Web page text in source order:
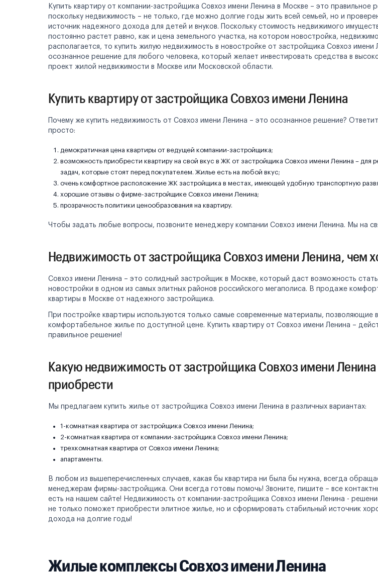
Купить квартиру от компании-застройщика Совхоз имени Ленина в Москве – это правильное
поскольку недвижимость – не только, где можно долгие годы жить всей семьей, но и
источник надежного дохода для детей и внуков. Поскольку стоимость недвижимого
постоянно растет равно, как и цена земельного участка, на котором новостройка,
располагается, то купить жилую недвижимость в новостройке от застройщика Совхоз имени
осознанное решение для любого человека, который желает инвестировать средства в
проект жилой недвижимости в Москве или Московской области.
Купить квартиру от застройщика Совхоз имени Ленина
Почему же купить недвижимость от Совхоз имени Ленина – это осознанное решение?
просто:
демократичная цена квартиры от ведущей компании-застройщика;
возможность приобрести квартиру на свой вкус в ЖК от застройщика Совхоз имени Ленина – для
задач, которые стоят перед покупателем. Жилье есть на любой вкус;
очень комфортное расположение ЖК застройщика в местах, имеющей удобную транспортную
хорошие отзывы о фирме-застройщике Совхоз имени Ленина;
прозрачность политики ценообразования на квартиру.
Чтобы задать любые вопросы, позвоните менеджеру компании Совхоз имени Ленина. Мы на
Недвижимость от застройщика Совхоз имени Ленина, чем
Совхоз имени Ленина – это солидный застройщик в Москве, который даст возможность
новостройки в одном из самых элитных районов российского мегаполиса. В продаже
квартиры в Москве от надежного застройщика.
При постройке квартиры используются только самые современные материалы, позволяющие
комфортабельное жилье по доступной цене. Купить квартиру от Совхоз имени Ленина –
правильное решение!
Какую недвижимость от застройщика Совхоз имени
приобрести
Мы предлагаем купить жилье от застройщика Совхоз имени Ленина в различных вариантах:
1-комнатная квартира от застройщика Совхоз имени Ленина;
2-комнатная квартира от компании-застройщика Совхоз имени Ленина;
трехкомнатная квартира от Совхоз имени Ленина;
апартаменты.
В любом из вышеперечисленных случаев, какая бы квартира ни была бы нужна, всегда
менеджерам фирмы-застройщика. Они всегда готовы помочь! Звоните, пишите – все
есть на нашем сайте! Недвижимость от компании-застройщика Совхоз имени Ленина -
не только поможет приобрести элитное жилье, но и сформировать стабильный источник
дохода на долгие годы!
Жилые комплексы Совхоз имени Ленина